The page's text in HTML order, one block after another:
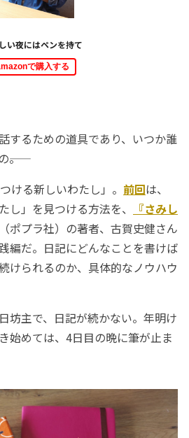
い夜にはペンを持て
で購入する
するための道具であり、いつか誰
。
ける新しいわたし」。 前回は、
し」を見つける方法を、
『さみし
（ポプラ社）の著者、古賀史健さん
編だ。日記にどんなことを書けば
けられるのか、具体的なノウハウ
坊主で、日記が続かない。年明け
始めては、4日目の晩に筆が止ま